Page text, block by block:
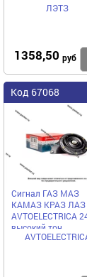
ЛЭТЗ
1358,50 руб
Код 67068
Сигнал ГАЗ МАЗ
КАМАЗ КРАЗ ЛАЗ
AVTOELECTRICA
высокий тон